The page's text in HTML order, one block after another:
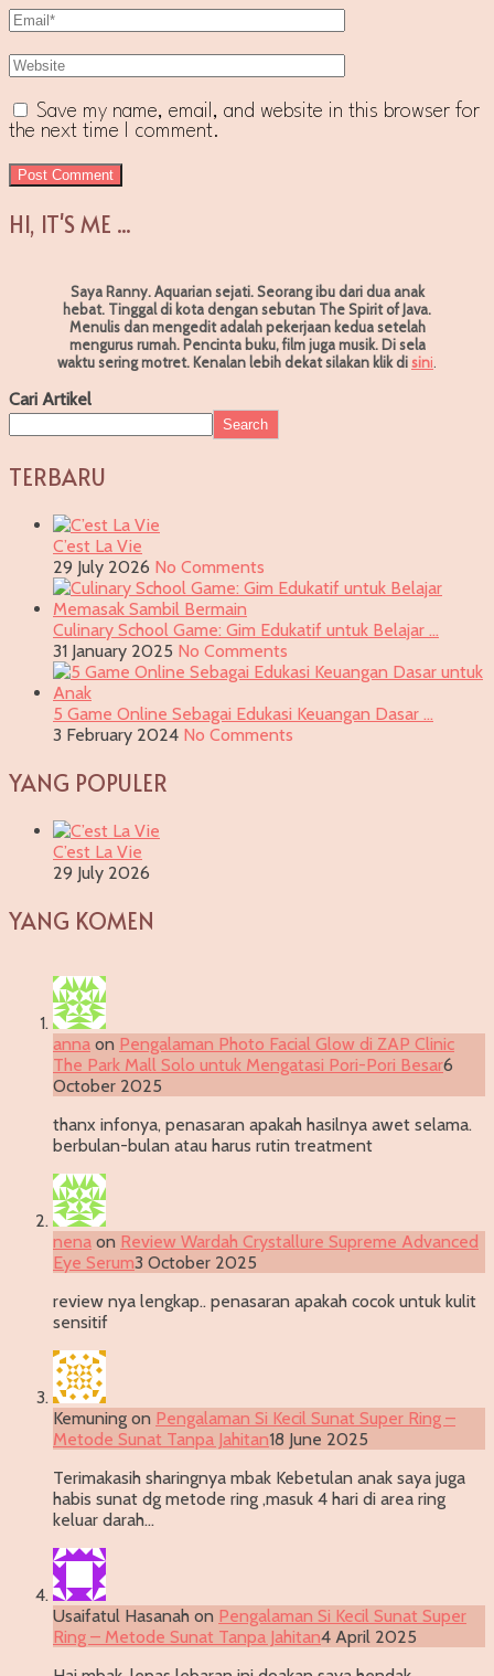
Save my name, email, and website in this browser for
the next time I comment.
HI, IT'S ME ...
Saya Ranny. Aquarian sejati. Seorang ibu dari dua anak
hebat. Tinggal di kota dengan sebutan The Spirit of Java.
Menulis dan mengedit adalah pekerjaan kedua setelah
mengurus rumah. Pencinta buku, film juga musik. Di sela
waktu sering motret. Kenalan lebih dekat silakan klik disini.
Cari Artikel
Search
TERBARU
C’est La Vie
29 July 2026 No Comments
Culinary School Game: Gim Edukatif untuk Belajar …
31 January 2025 No Comments
5 Game Online Sebagai Edukasi Keuangan Dasar …
3 February 2024 No Comments
YANG POPULER
C’est La Vie
29 July 2026
YANG KOMEN
anna on Pengalaman Photo Facial Glow di ZAP Clinic
The Park Mall Solo untuk Mengatasi Pori-Pori Besar6
October 2025
thanx infonya, penasaran apakah hasilnya awet selama.
berbulan-bulan atau harus rutin treatment
nena on Review Wardah Crystallure Supreme Advanced
Eye Serum3 October 2025
review nya lengkap.. penasaran apakah cocok untuk kulit
sensitif
Kemuning on Pengalaman Si Kecil Sunat Super Ring –
Metode Sunat Tanpa Jahitan18 June 2025
Terimakasih sharingnya mbak Kebetulan anak saya juga
habis sunat dg metode ring ,masuk 4 hari di area ring
keluar darah…
Usaifatul Hasanah on Pengalaman Si Kecil Sunat Super
Ring – Metode Sunat Tanpa Jahitan4 April 2025